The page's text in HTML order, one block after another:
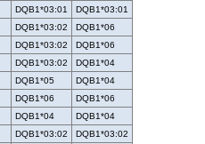
DQB1*03:01
DQB1*03:01
DQB1*03:02
DQB1*06
DQB1*03:02
DQB1*06
DQB1*03:02
DQB1*04
DQB1*05
DQB1*04
DQB1*06
DQB1*06
DQB1*04
DQB1*04
DQB1*03:02
DQB1*03:02